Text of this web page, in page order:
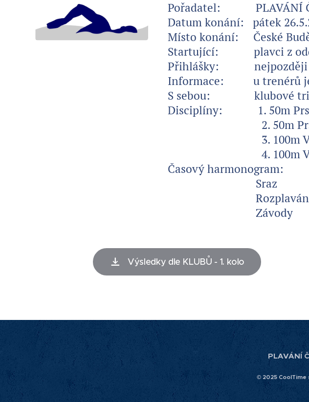
Pořadatel:
PLAVÁNÍ
Datum konání: pátek
Místo konání: České
Startující: plavci z
Přihlášky: nejpozději
Informace: u trenérů
S sebou: klubové triko,
Disciplíny: 1. 50m
2. 50m Prsa
3. 100m Volný
4. 100m Volný
Časový harmonogram:
Sraz
Rozplavání
Závody
Výsledky dle KLUBŮ - 1. kolo
PLAVÁNÍ
© 2025 CoolTime